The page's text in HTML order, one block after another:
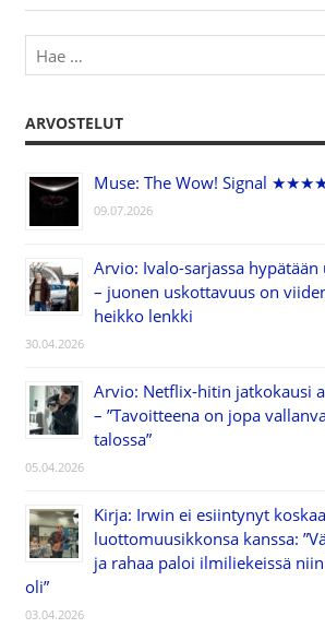
ARVOSTELUT
Muse: The Wow! Signal
09.07.2026
Arvio: Ivalo-sarjassa
– juonen uskottavuus on
heikko lenkki
30.04.2026
Arvio: Netflix-hitin jatkokausi
– ”Tavoitteena on jopa
talossa”
05.04.2026
Kirja: Irwin ei esiintynyt
luottomuusikkonsa kanssa:
ja rahaa paloi ilmiliekeissä
oli”
03.04.2026